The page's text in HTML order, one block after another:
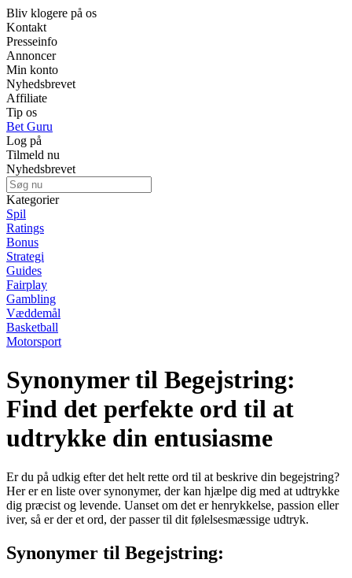
Bliv klogere på os
Kontakt
Presseinfo
Annoncer
Min konto
Nyhedsbrevet
Affiliate
Tip os
Bet Guru
Log på
Tilmeld nu
Nyhedsbrevet
Kategorier
Spil
Ratings
Bonus
Strategi
Guides
Fairplay
Gambling
Væddemål
Basketball
Motorsport
Synonymer til Begejstring:
Find det perfekte ord til at
udtrykke din entusiasme
Er du på udkig efter det helt rette ord til at beskrive din begejstring?
Her er en liste over synonymer, der kan hjælpe dig med at udtrykke
dig præcist og levende. Uanset om det er henrykkelse, passion eller
iver, så er der et ord, der passer til dit følelsesmæssige udtryk.
Synonymer til Begejstring: